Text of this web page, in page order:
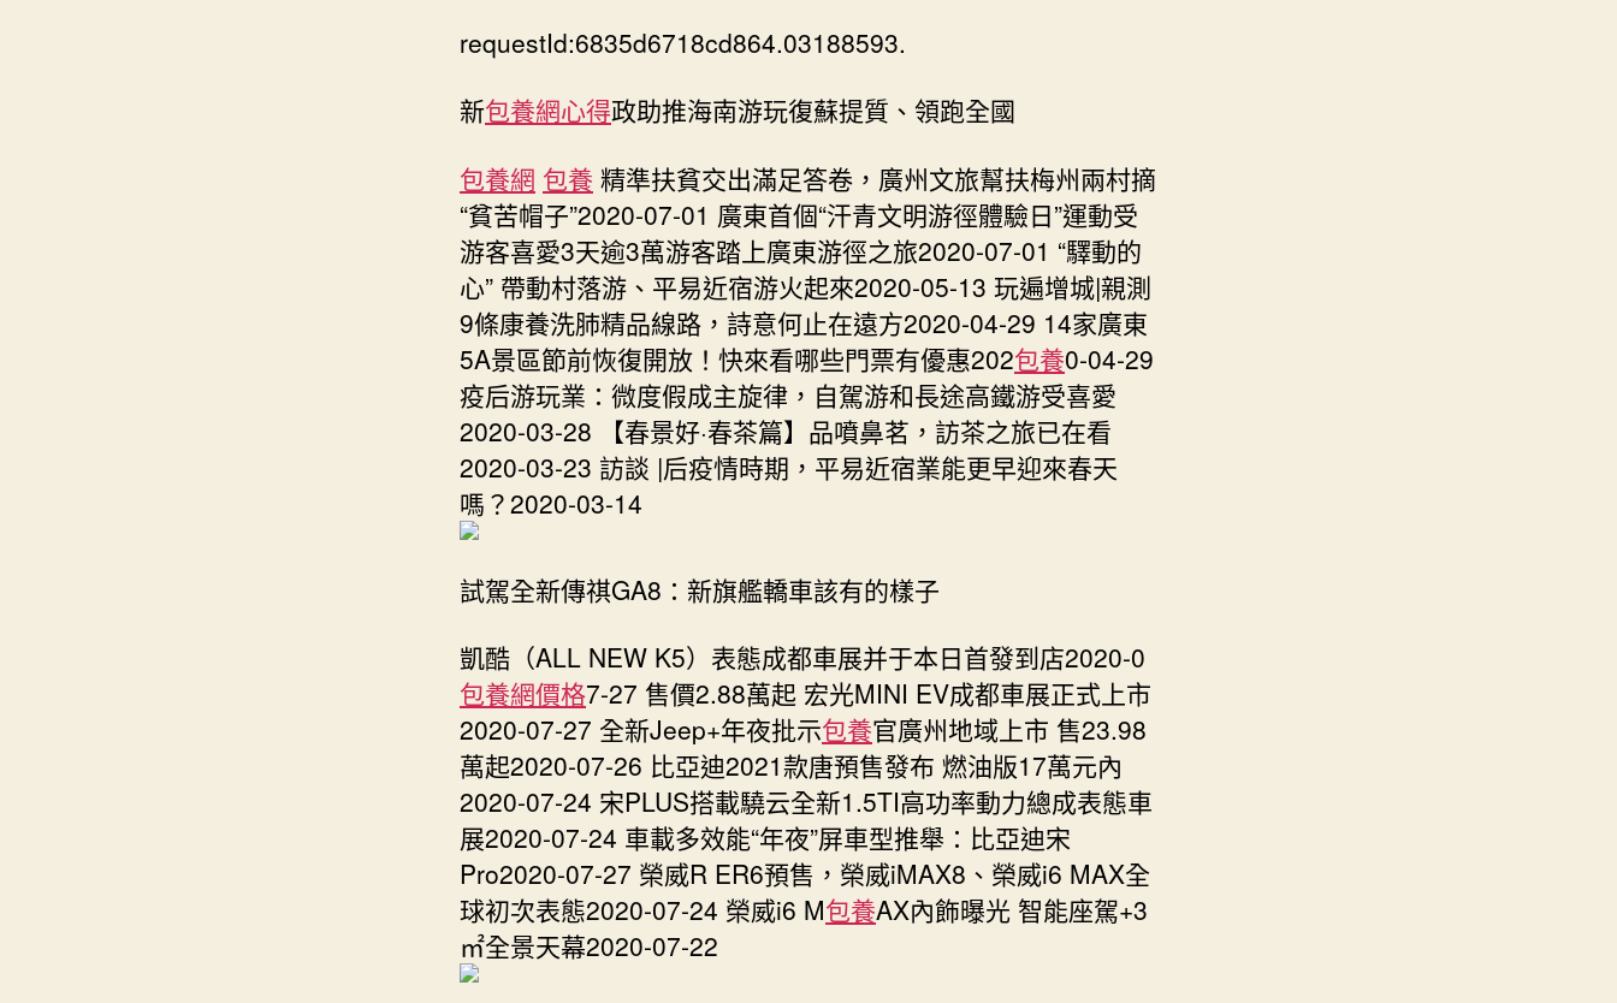
申
請
工
傷
認
查
包
養
網
心
得
定
被
駁
requestId:6835d6718cd864.03188593.
新包養網心得政助推海南游玩復蘇提質、領跑全國
包養網 包養 精準扶貧交出滿足答卷，廣州文旅幫扶梅州兩村摘
“貧苦帽子”2020-07-01 廣東首個“汗青文明游徑體驗日”運動受
游客喜愛3天逾3萬游客踏上廣東游徑之旅2020-07-01 “驛動的
心” 帶動村落游、平易近宿游火起來2020-05-13 玩遍增城|親測
9條康養洗肺精品線路，詩意何止在遠方2020-04-29 14家廣東
5A景區節前恢復開放！快來看哪些門票有優惠202包養0-04-29
疫后游玩業：微度假成主旋律，自駕游和長途高鐵游受喜愛
2020-03-28 【春景好·春茶篇】品噴鼻茗，訪茶之旅已在看
2020-03-23 訪談 |后疫情時期，平易近宿業能更早迎來春天
嗎？2020-03-14
試駕全新傳祺GA8：新旗艦轎車該有的樣子
凱酷（ALL NEW K5）表態成都車展并于本日首發到店2020-0
包養網價格7-27 售價2.88萬起 宏光MINI EV成都車展正式上市
2020-07-27 全新Jeep+年夜批示包養官廣州地域上市 售23.98
萬起2020-07-26 比亞迪2021款唐預售發布 燃油版17萬元內
2020-07-24 宋PLUS搭載驍云全新1.5TI高功率動力總成表態車
展2020-07-24 車載多效能“年夜”屏車型推舉：比亞迪宋
Pro2020-07-27 榮威R ER6預售，榮威iMAX8、榮威i6 MAX全
球初次表態2020-07-24 榮威i6 M包養AX內飾曝光 智能座駕+3
㎡全景天幕2020-07-22